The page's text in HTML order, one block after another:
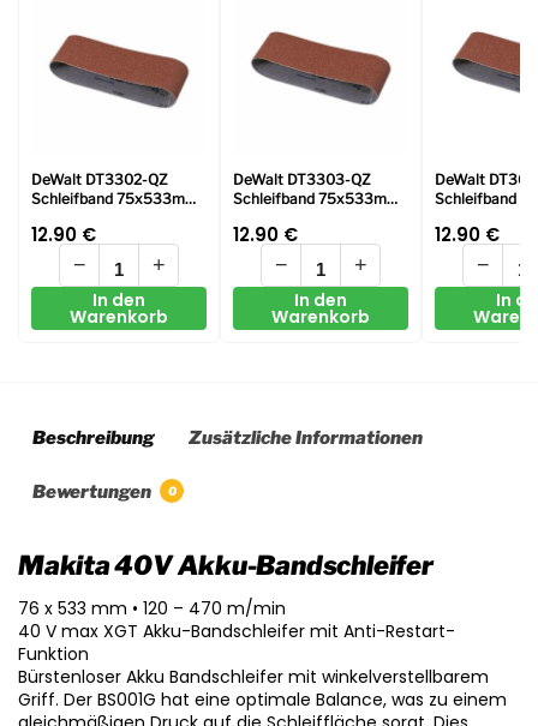
DeWalt DT3302-QZ
Schleifband 75x533mm
12.90 €
−
+
In den
Warenkorb
DeWalt DT3303-QZ
Schleifband 75x533mm
12.90 €
−
+
In den
Warenkorb
DeWalt
Schleifband
12.90 €
−
In
Beschreibung Zusätzliche Informationen
Bewertungen 0
Makita 40V Akku-Bandschleifer
76 x 533 mm • 120 – 470 m/min
40 V max XGT Akku-Bandschleifer mit Anti-Restart-
Funktion
Bürstenloser Akku Bandschleifer mit winkelverstellbarem
Griff. Der BS001G hat eine optimale Balance, was zu einem